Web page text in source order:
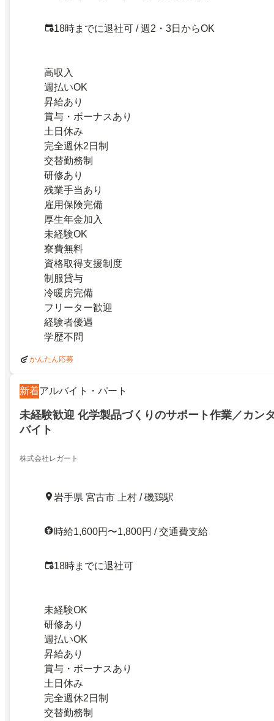
18時までに退社可 / 週2・3日からOK
高収入
週払いOK
昇給あり
賞与・ボーナスあり
土日休み
完全週休2日制
交替勤務制
研修あり
残業手当あり
雇用保険完備
厚生年金加入
未経験OK
寮費無料
資格取得支援制度
制服貸与
冷暖房完備
フリーター歓迎
経験者優遇
学歴不問
かんたん応募
新着アルバイト・パート
未経験歓迎 化学製品づくりのサポート作業／カン
バイト
株式会社レガート
岩手県 宮古市 上村 / 磯鶏駅
時給1,600円〜1,800円 / 交通費支給
18時までに退社可
未経験OK
研修あり
週払いOK
昇給あり
賞与・ボーナスあり
土日休み
完全週休2日制
交替勤務制